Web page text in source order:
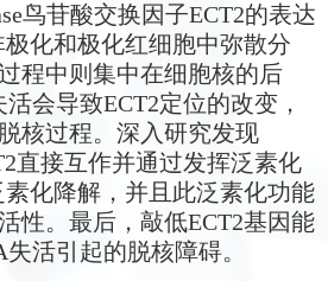
鸟苷酸交换因子ECT2的表达
化和极化红细胞中弥散分
程中则集中在细胞核的后
会导致ECT2定位的改变，
核过程。深入研究发现
直接互作并通过发挥泛素化
化降解，并且此泛素化功能
性。最后，敲低ECT2基因能
活引起的脱核障碍。